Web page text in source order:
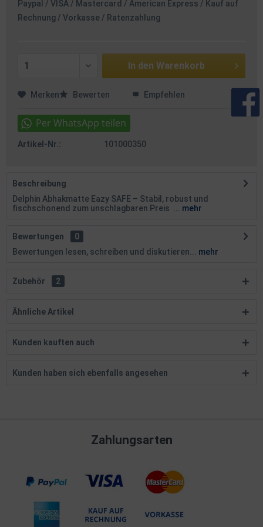
Paypal / VISA / Mastercard / American Express / Kauf auf
Rechnung / Vorkasse / Ratenzahlung
In den Warenkorb
Merken Bewerten Empfehlen
Artikel-Nr.: 101000350
Beschreibung
Delphin Abhakmatte Eazy SAFE – Stabil, robust und
fischschonend zum unschlagbaren Preis ...
mehr
Bewertungen
0
Bewertungen lesen, schreiben und diskutieren...
mehr
Zubehör 2
Ähnliche Artikel
Kunden kauften auch
Kunden haben sich ebenfalls angesehen
Zahlungsarten